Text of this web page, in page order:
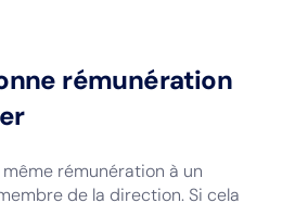
rémunération
rémunération à un
de la direction. Si cela